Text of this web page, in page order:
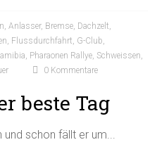
,Anlasser, Bremse, Dachzelt,
, Flussdurchfahrt, G-Club,
, Pharaonen Rallye, Schweissen,
0 Kommentare
beste Tag